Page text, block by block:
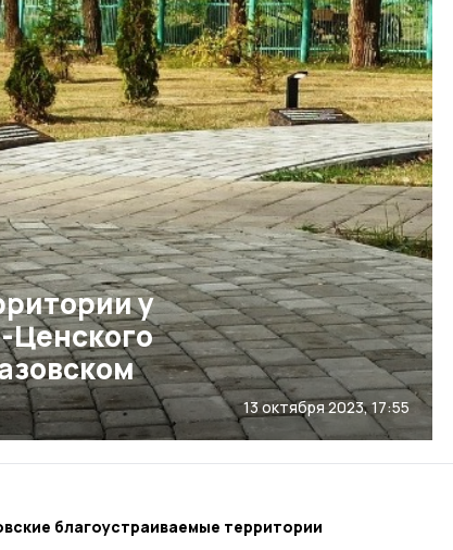
у
Ценского
13 октября 2023, 17:55
благоустраиваемые территории